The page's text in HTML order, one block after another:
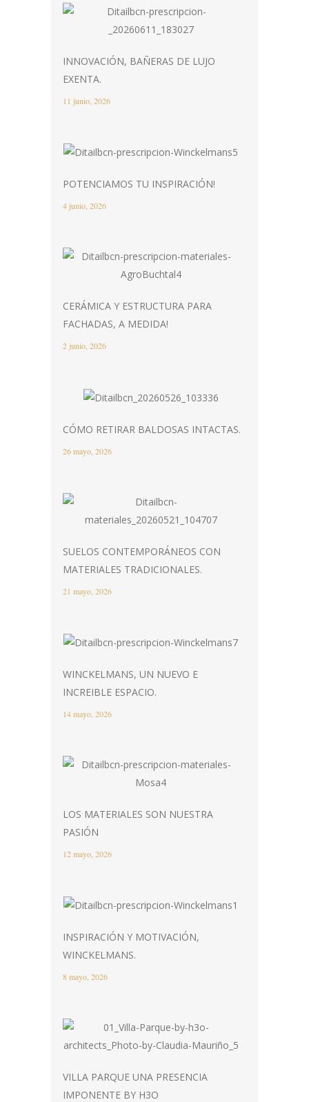
INNOVACIÓN, BAÑERAS DE LUJO
EXENTA.
11 junio, 2026
POTENCIAMOS TU INSPIRACIÓN!
4 junio, 2026
CERÁMICA Y ESTRUCTURA PARA
FACHADAS, A MEDIDA!
2 junio, 2026
CÓMO RETIRAR BALDOSAS INTACTAS.
26 mayo, 2026
SUELOS CONTEMPORÁNEOS CON
MATERIALES TRADICIONALES.
21 mayo, 2026
WINCKELMANS, UN NUEVO E
INCREIBLE ESPACIO.
14 mayo, 2026
LOS MATERIALES SON NUESTRA
PASIÓN
12 mayo, 2026
INSPIRACIÓN Y MOTIVACIÓN,
WINCKELMANS.
8 mayo, 2026
VILLA PARQUE UNA PRESENCIA
IMPONENTE BY H3O